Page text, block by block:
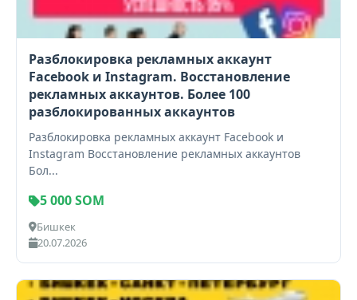
Разблокировка рекламных аккаунт
Facebook и Instagram. Восстановление
рекламных аккаунтов. Более 100
разблокированных аккаунтов
Разблокировка рекламных аккаунт Facebook и
Instagram Восстановление рекламных аккаунтов
Бол...
5 000 SOM
Бишкек
20.07.2026